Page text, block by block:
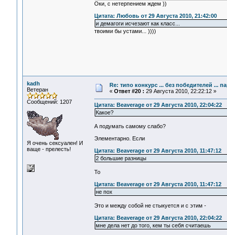
Оки, с нетерпением ждем ))
Цитата: Любовь от 29 Августа 2010, 21:42:00
и демагоги исчезают как класс...
твоими бы устами... ))))
kadh
Ветеран
Сообщений: 1207
Я очень сексуален! И
ваще - прелесть!
Re: типо конкурс ... без победителей ...
« Ответ #20 : 29 Августа 2010, 22:22:12 »
Цитата: Beaverage от 29 Августа 2010, 22:04:22
Какое?
А подумать самому слабо?
Элементарно. Если
Цитата: Beaverage от 29 Августа 2010, 11:47:12
2 большие разницы
То
Цитата: Beaverage от 29 Августа 2010, 11:47:12
не пох
Это и между собой не стыкуется и с этим -
Цитата: Beaverage от 29 Августа 2010, 22:04:22
мне дела нет до того, кем ты себя считаешь